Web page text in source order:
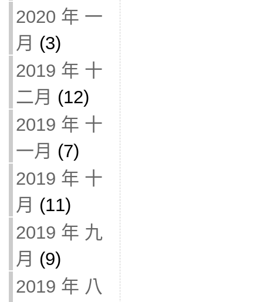
2020 年 一
月 (3)
2019 年 十
二月 (12)
2019 年 十
一月 (7)
2019 年 十
月 (11)
2019 年 九
月 (9)
2019 年 八